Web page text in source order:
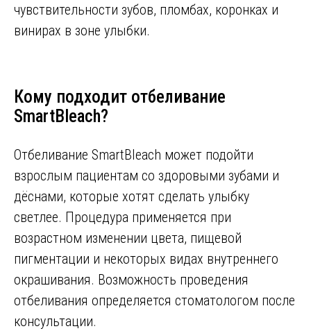
чувствительности зубов, пломбах, коронках и
винирах в зоне улыбки.
Кому подходит отбеливание
SmartBleach?
Отбеливание SmartBleach может подойти
взрослым пациентам со здоровыми зубами и
дёснами, которые хотят сделать улыбку
светлее. Процедура применяется при
возрастном изменении цвета, пищевой
пигментации и некоторых видах внутреннего
окрашивания. Возможность проведения
отбеливания определяется стоматологом после
консультации.